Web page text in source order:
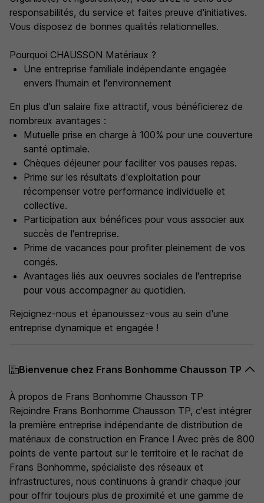
responsabilités, du service et faites preuve d'initiatives.
Vous disposez de bonnes qualités relationnelles.
Pourquoi CHAUSSON Matériaux ?
Une entreprise familiale indépendante engagée
envers l'humain et l'environnement
En plus d'un salaire fixe attractif, vous bénéficierez de
nombreux avantages :
Mutuelle prise en charge à 100% pour une couverture
santé optimale.
Chèques déjeuner pour faciliter vos pauses repas.
Prime sur les résultats d'exploitation pour
récompenser votre performance individuelle et
collective.
Participation aux bénéfices pour vous associer aux
succès de l'entreprise.
Prime de vacances pour profiter pleinement de vos
congés.
Avantages liés aux oeuvres sociales de l'entreprise
pour vous accompagner au quotidien.
Rejoignez-nous et épanouissez-vous au sein d'une
entreprise dynamique et engagée !
Bienvenue chez Frans Bonhomme Chausson TP
À propos de Frans Bonhomme Chausson TP
Rejoindre Frans Bonhomme Chausson TP, c'est intégrer
la première entreprise indépendante de distribution de
matériaux de construction en France ! Avec près de 800
points de vente partout sur le territoire et le rachat de
Frans Bonhomme, spécialiste des réseaux et
infrastructures, nous continuons à grandir chaque jour
pour offrir toujours plus de proximité et une gamme de